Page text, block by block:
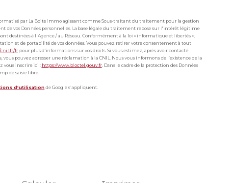
par La Boite Immo agissant comme Sous-traitant du traitement pour la gestion
de vos Données personnelles. La base légale du traitement repose sur l'intérêt légitime
destinées à l'Agence / au Réseau. Conformément à la loi « informatique et libertés »,
et de portabilité de vos données. Vous pouvez retirer votre consentement à tout
frpour plus d’informations sur vos droits. Si vous estimez, après avoir contacté
pouvez adresser une réclamation à la CNIL. Nous vous informons de l’existence de la
vous inscrire ici : https://www.bloctel.gouv.fr. Dans le cadre de la protection des Données
de saisie libre.
d'utilisationde Google s'appliquent.